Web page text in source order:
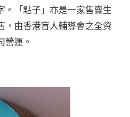
。「點子」亦是一家售賣生
，由香港盲人輔導會之全資
營運。